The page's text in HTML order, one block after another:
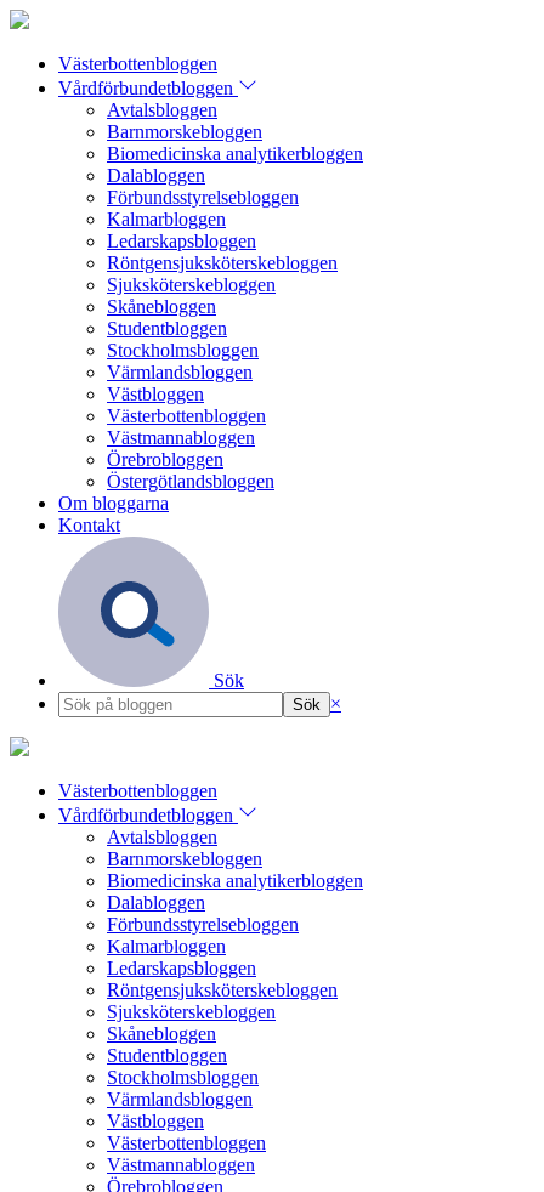
Västerbottenbloggen
Vårdförbundetbloggen
Avtalsbloggen
Barnmorskebloggen
Biomedicinska analytikerbloggen
Dalabloggen
Förbundsstyrelsebloggen
Kalmarbloggen
Ledarskapsbloggen
Röntgensjuksköterskebloggen
Sjuksköterskebloggen
Skånebloggen
Studentbloggen
Stockholmsbloggen
Värmlandsbloggen
Västbloggen
Västerbottenbloggen
Västmannabloggen
Örebrobloggen
Östergötlandsbloggen
Om bloggarna
Kontakt
Sök
×
Västerbottenbloggen
Vårdförbundetbloggen
Avtalsbloggen
Barnmorskebloggen
Biomedicinska analytikerbloggen
Dalabloggen
Förbundsstyrelsebloggen
Kalmarbloggen
Ledarskapsbloggen
Röntgensjuksköterskebloggen
Sjuksköterskebloggen
Skånebloggen
Studentbloggen
Stockholmsbloggen
Värmlandsbloggen
Västbloggen
Västerbottenbloggen
Västmannabloggen
Örebrobloggen